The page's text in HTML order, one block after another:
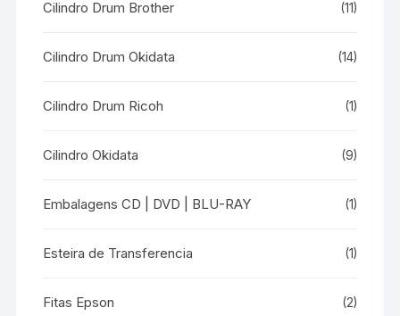
Cilindro Drum Brother (11)
Cilindro Drum Okidata (14)
Cilindro Drum Ricoh (1)
Cilindro Okidata (9)
Embalagens CD | DVD | BLU-RAY (1)
Esteira de Transferencia (1)
Fitas Epson (2)